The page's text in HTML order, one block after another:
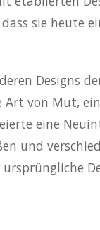
sie heute
Designs
Art von Mut,
eine
und
ursprüngliche